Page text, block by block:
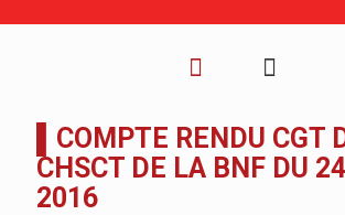
▌COMPTE RENDU CGT
CHSCT DE LA BNF DU
2016